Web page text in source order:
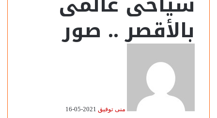
بالأقصر .. صور
منى توفيق 2021-05-16